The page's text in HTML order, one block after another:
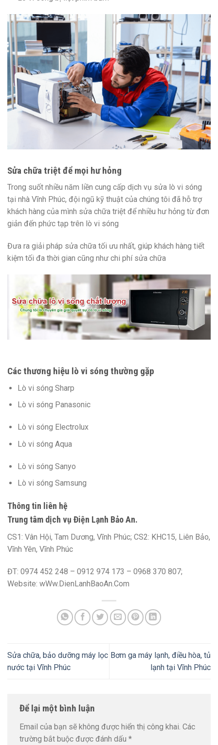
Sửa chữa triệt để mọi hư hỏng
Trong suốt nhiều năm liền cung cấp dịch vụ sửa lò vi sóng
tại nhà Vĩnh Phúc, đội ngũ kỹ thuật của chúng tôi đã hỗ trợ
khách hàng của mình sửa chữa triệt để nhiều hư hỏng từ đơn
giản đến phức tạp trên lò vi sóng
Đưa ra giải pháp sửa chữa tối ưu nhất, giúp khách hàng tiết
kiệm tối đa thời gian cũng như chi phí sửa chữa
Các thương hiệu lò vi sóng thường gặp
Lò vi sóng Sharp
Lò vi sóng Panasonic
Lò vi sóng Electrolux
Lò vi sóng Aqua
Lò vi sóng Sanyo
Lò vi sóng Samsung
Thông tin liên hệ
Trung tâm dịch vụ Điện Lạnh Bảo An.
CS1: Vân Hội, Tam Dương, Vĩnh Phúc; CS2: KHC15, Liên Bảo,
Vĩnh Yên, Vĩnh Phúc
ĐT: 0974 452 248 – 0912 974 173 – 0968 370 807;
Website: wWw.DienLanhBaoAn.Com
Sửa chữa, bảo dưỡng máy lọc
nước tại Vĩnh Phúc
Bơm ga máy lạnh, điều hòa, tủ
lạnh tại Vĩnh Phúc
Để lại một bình luận
Email của bạn sẽ không được hiển thị công khai. Các
trường bắt buộc được đánh dấu *